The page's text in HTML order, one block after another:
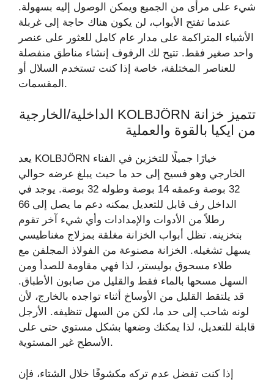
شيء على مرأى من الجميع ويمكن الوصول إليه بسهولة.
عندما تفتح الأبواب، لن يكون هناك حاجة إلى غربلة
الأشياء المتراكمة على مدار عام كامل للعثور على عنصر
واحد صغير فقط. تتيح لك الرفوف إنشاء مناطق منفصلة
للعناصر المختلفة، خاصة إذا كنت تستخدم السلال أو
المقسمات.
تتميز خزانة KOLBJÖRN الداخلية/الخارجية
من ايكيا بالقوة والعملية
يعد KOLBJÖRN خيارًا جميلًا للتخزين في الفناء
الخارجي وهو فسيح إلى حد ما حيث يبلغ عرضه حوالي
32 بوصة وعمقه 14 بوصة وطوله 32 بوصة. يوجد في
الداخل رف قابل للتعديل يمكنه دعم ما يصل إلى 66
رطلاً من الأدوات والإمدادات وأي شيء آخر تقوم
بتخزينه. تظل أبواب الخزانة مغلقة بمزلاج مغناطيسي
يسهل تشغيله. الخزانة مصنوعة من الفولاذ المجلفن مع
طلاء مسحوق بوليستر، لذا فهي مقاومة للصدأ ومن
السهل مسحها بالماء فقط والقليل من صابون الأطباق.
قد يلتقط القليل من الأوساخ أثناء تواجده بالخارج، لأن
لونه شاحب إلى حد ما، لكن من السهل تنظيفه. الأرجل
قابلة للتعديل، لذا يمكنك وضعها بشكل مستوي حتى على
الأسطح غير المستوية.
إذا كنت تفضل عدم تركه مكشوفًا خلال الشتاء، فإن